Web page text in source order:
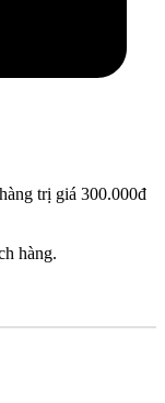
trị giá 300.000đ
hàng.